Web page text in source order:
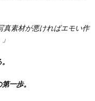
真素材が悪ければエモい作
一歩。